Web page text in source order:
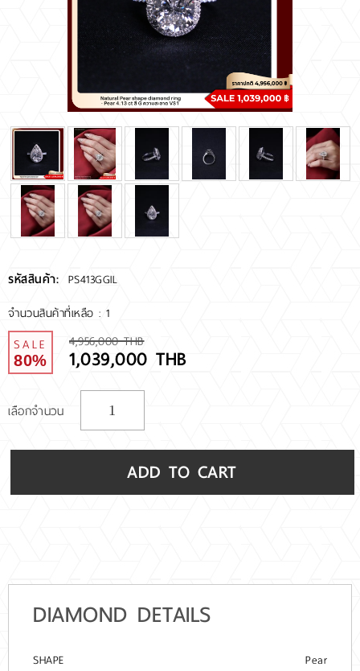
สั่งเพชร GIA นำเข้า
ติดต่อเรา
เกี่ยวกับเรา
รีวิวลูกค้า
รหัสสินค้า: PS413GGIL
จำนวนสินค้าที่เหลือ : 1
SALE
80%
4,956,000 THB
1,039,000 THB
เลือกจำนวน
ADD TO CART
DIAMOND DETAILS
SHAPE
Pear